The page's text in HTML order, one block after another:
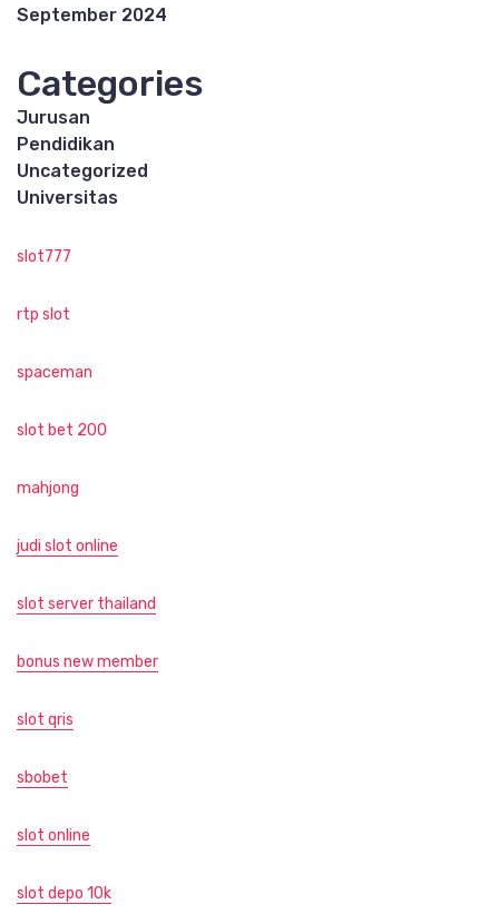
September 2024
Categories
Jurusan
Pendidikan
Uncategorized
Universitas
slot777
rtp slot
spaceman
slot bet 200
mahjong
judi slot online
slot server thailand
bonus new member
slot qris
sbobet
slot online
slot depo 10k